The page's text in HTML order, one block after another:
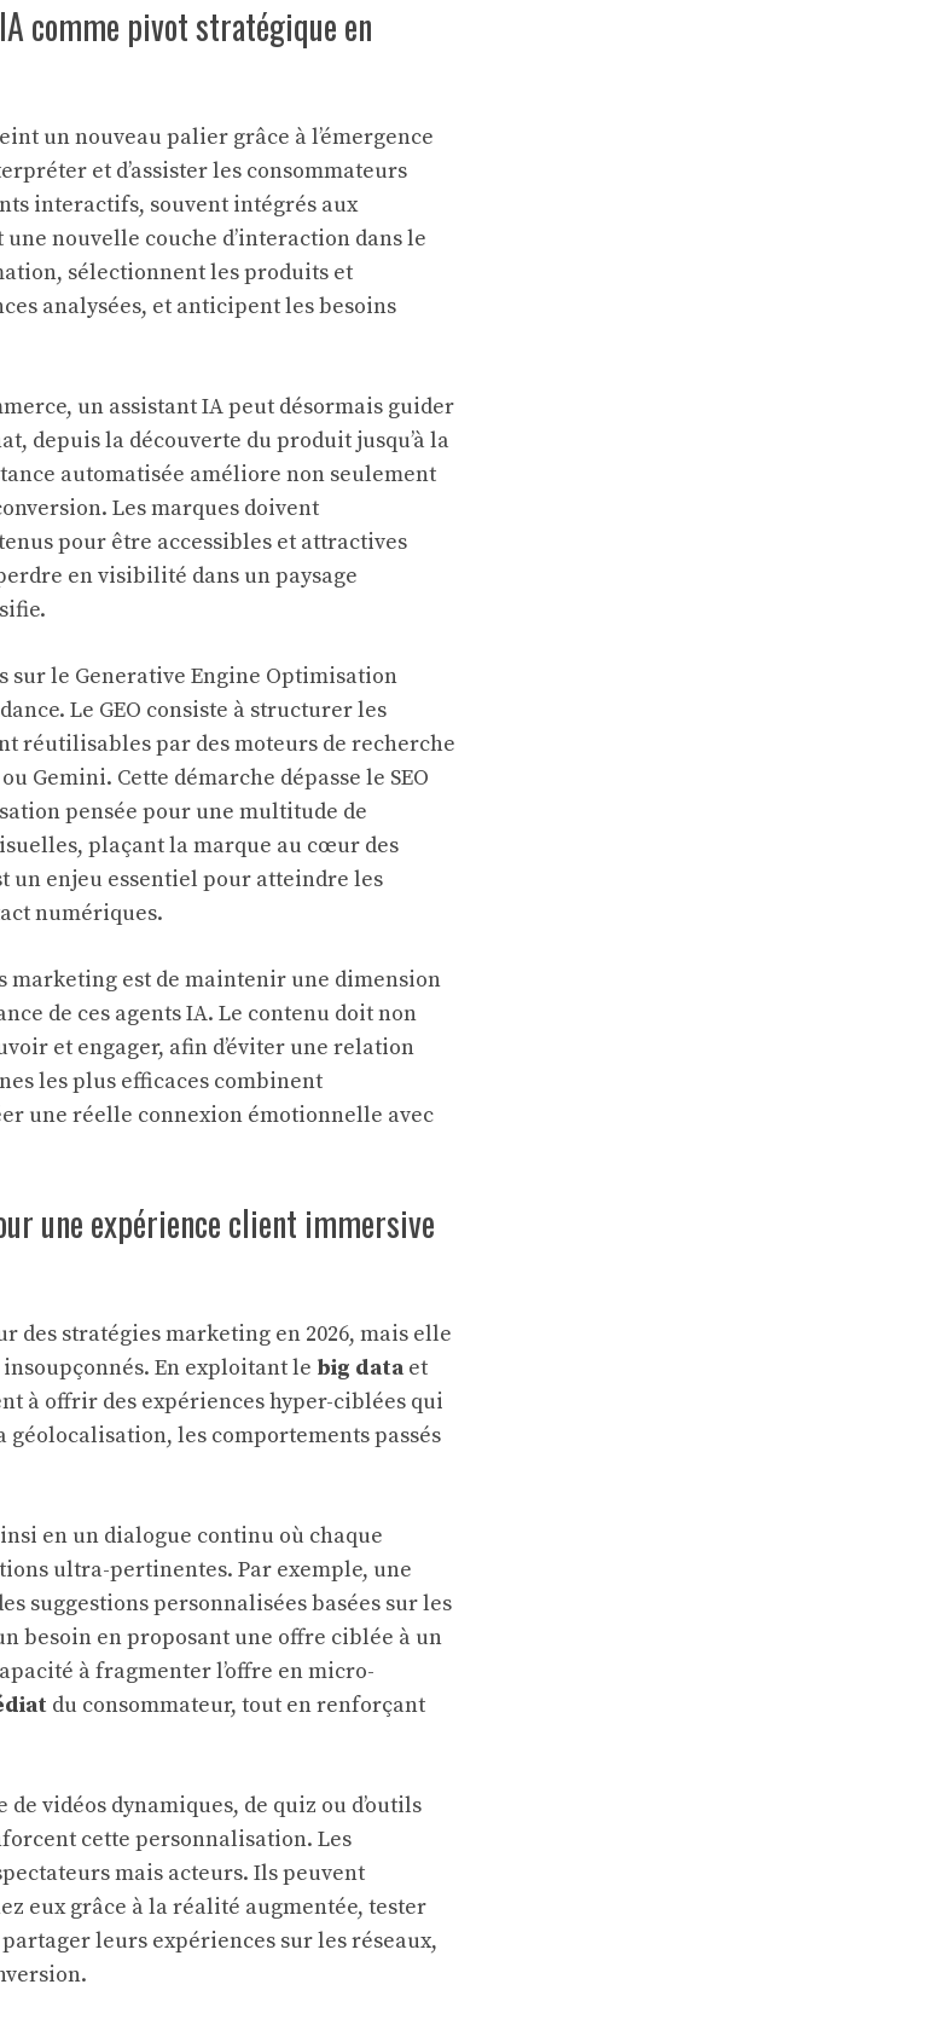
comme pivot stratégique en
un nouveau palier grâce à l’émergence
et d’assister les consommateurs
interactifs, souvent intégrés aux
nouvelle couche d’interaction dans le
sélectionnent les produits et
analysées, et anticipent les besoins
un assistant IA peut désormais guider
depuis la découverte du produit jusqu’à la
automatisée améliore non seulement
Les marques doivent
pour être accessibles et attractives
en visibilité dans un paysage
sur le Generative Engine Optimisation
Le GEO consiste à structurer les
réutilisables par des moteurs de recherche
Gemini. Cette démarche dépasse le SEO
pensée pour une multitude de
plaçant la marque au cœur des
un enjeu essentiel pour atteindre les
numériques.
marketing est de maintenir une dimension
de ces agents IA. Le contenu doit non
et engager, afin d’éviter une relation
les plus efficaces combinent
une réelle connexion émotionnelle avec
une expérience client immersive
des stratégies marketing en 2026, mais elle
insoupçonnés. En exploitant le big data et
à offrir des expériences hyper-ciblées qui
géolocalisation, les comportements passés
en un dialogue continu où chaque
ultra-pertinentes. Par exemple, une
suggestions personnalisées basées sur les
besoin en proposant une offre ciblée à un
à fragmenter l’offre en micro-
du consommateur, tout en renforçant
de vidéos dynamiques, de quiz ou d’outils
cette personnalisation. Les
mais acteurs. Ils peuvent
eux grâce à la réalité augmentée, tester
leurs expériences sur les réseaux,